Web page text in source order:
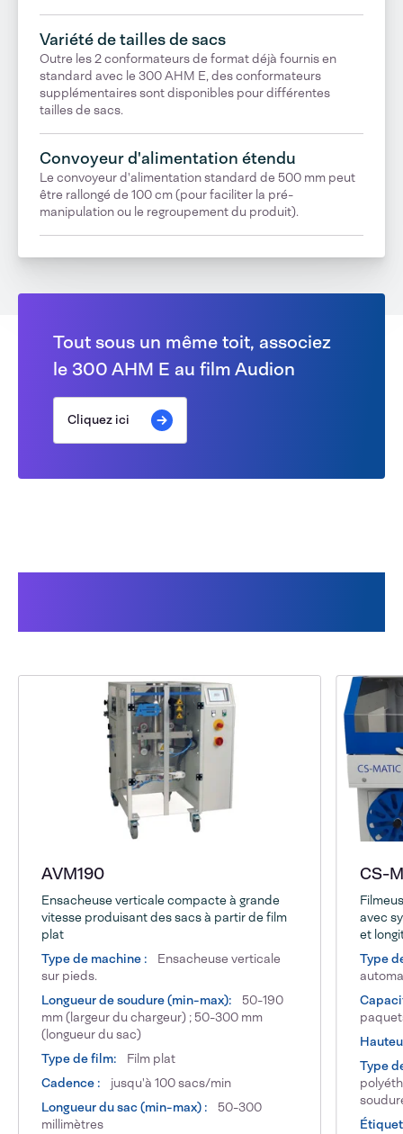
Variété de tailles de sacs
Outre les 2 conformateurs de format déjà fournis en
standard avec le 300 AHM E, des conformateurs
supplémentaires sont disponibles pour différentes
tailles de sacs.
Convoyeur d'alimentation étendu
Le convoyeur d'alimentation standard de 500 mm peut
être rallongé de 100 cm (pour faciliter la pré-
manipulation ou le regroupement du produit).
Tout sous un même toit, associez
le 300 AHM E au film Audion
Cliquez ici
AVM190
Ensacheuse verticale compacte à grande
vitesse produisant des sacs à partir de film
plat
Type de machine :
Ensacheuse verticale
sur pieds.
Longueur de soudure (min-max):
50-190
mm (largeur du chargeur) ; 50-300 mm
(longueur du sac)
Type de film:
Film plat
Cadence :
jusqu'à 100 sacs/min
Longueur du sac (min-max) :
50-300
millimètres
CS-
avec
et
Type
Type